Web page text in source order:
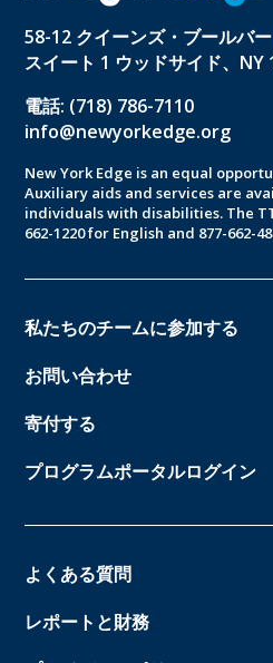
58-12 クイーンズ・ブールバ
スイート 1 ウッドサイド、NY
電話: (718) 786-7110
info@newyorkedge.org
New York Edge is an equal
Auxiliary aids and services are
individuals with disabilities. The
662-1220 for English and 877-662-
私たちのチームに参加する
お問い合わせ
寄付する
プログラムポータルログイン
よくある質問
レポートと財務